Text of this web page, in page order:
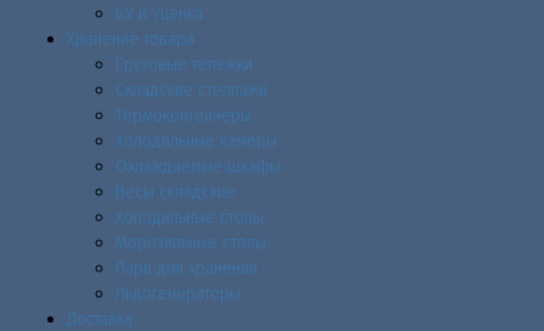
БУ и Уценка
Хранение товара
Грузовые тележки
Складские стеллажи
Термоконтейнеры
Холодильные камеры
Охлаждаемые шкафы
Весы складские
Холодильные столы
Морозильные столы
Лари для хранения
Льдогенераторы
Доставка